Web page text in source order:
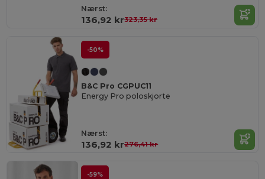
Nærst:
136,92 kr323,35 kr
-50%
B&C Pro CGPUC11
Energy Pro poloskjorte
Nærst:
136,92 kr276,41 kr
-59%